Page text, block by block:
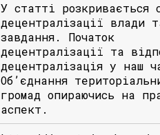
У статті розкривається
децентралізації влади
завдання. Початок
децентралізації та
децентралізація у наш
Об’єднання
громад опираючись на
аспект.